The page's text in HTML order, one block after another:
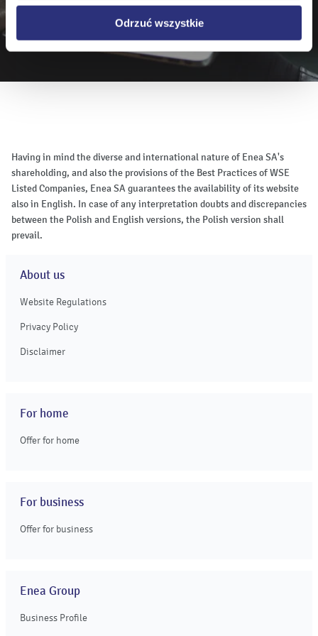
Odrzuć wszystkie
Having in mind the diverse and international nature of Enea SA's
shareholding, and also the provisions of the Best Practices of WSE
Listed Companies, Enea SA guarantees the availability of its website
also in English. In case of any interpretation doubts and discrepancies
between the Polish and English versions, the Polish version shall
prevail.
About us
Website Regulations
Privacy Policy
Disclaimer
For home
Offer for home
For business
Offer for business
Enea Group
Business Profile